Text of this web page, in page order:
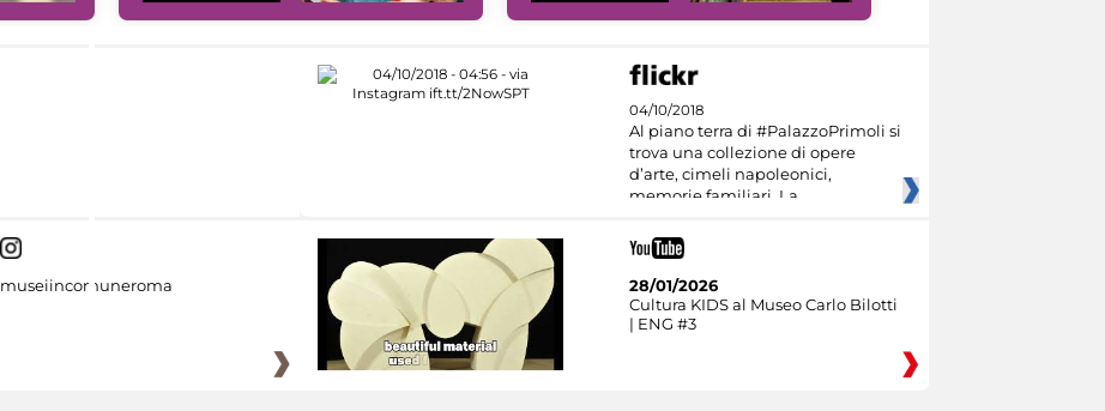
04/10/2018
Al piano terra di #PalazzoPrimoli si
trova una collezione di opere
d’arte, cimeli napoleonici,
memorie familiari. La
museiincomuneroma
28/01/2026
Cultura KIDS al Museo Carlo Bilotti
| ENG #3